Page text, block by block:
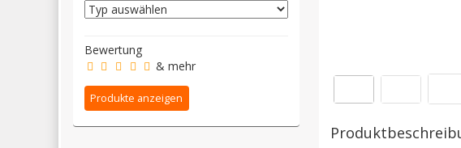
Bewertung
& mehr